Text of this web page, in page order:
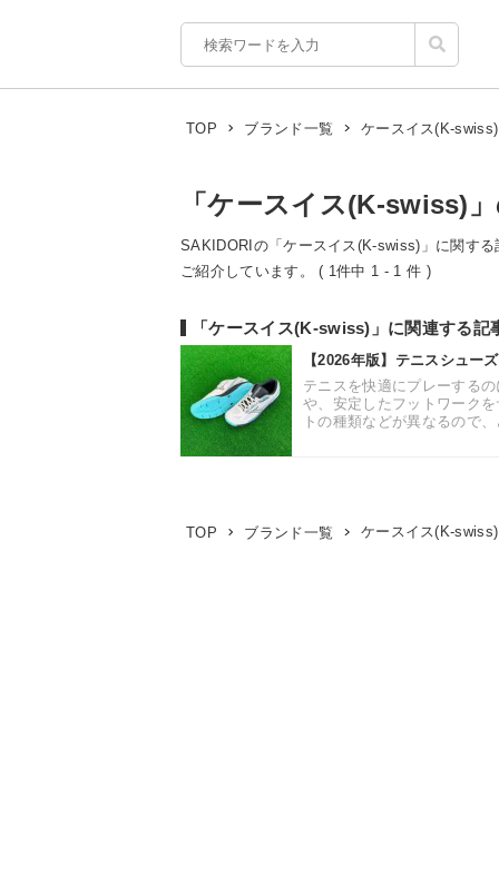
TOP ブランド一覧 ケースイス(K-swiss)
「ケースイス(K-swiss)
SAKIDORIの「ケースイス(K-swiss)」に関す
ご紹介しています。 ( 1件中 1 - 1 件 )
「ケースイス(K-swiss)」に関連する記
【2026年版】テニスシュー
テニスを快適にプレーする
や、安定したフットワーク
トの種類などが異なるので
TOP ブランド一覧 ケースイス(K-swiss)